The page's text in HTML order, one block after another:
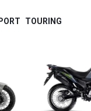
TOURING